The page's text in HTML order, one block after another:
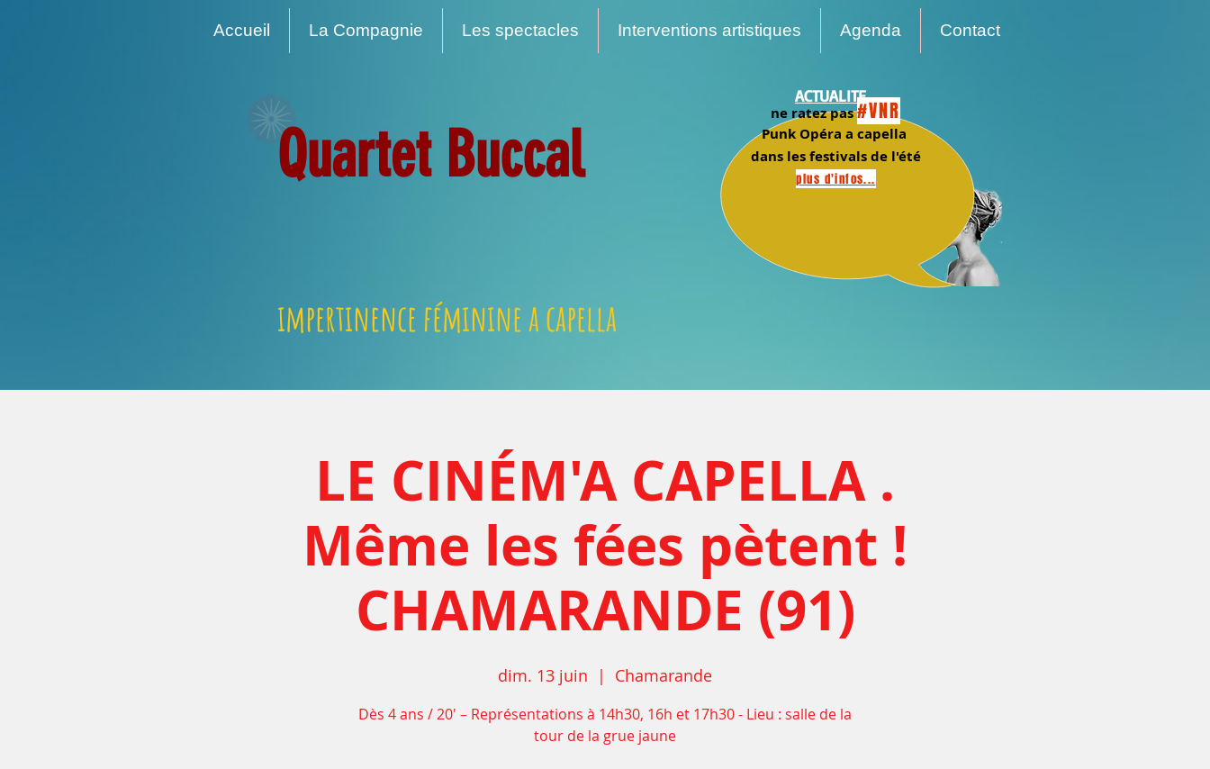
Accueil La Compagnie Les spectacles Interventions artistiques Agenda Contact
ACTUALITE
Quartet Buccal
ne ratez pas#VNR
Punk Opéra a capella
dans les festivals de l'été
plus d'infos...
impertinence féminine a capella
LE CINÉM'A CAPELLA .
Même les fées pètent !
CHAMARANDE (91)
dim. 13 juin
  |
Chamarande
Dès 4 ans / 20' – Représentations à 14h30, 16h et 17h30 - Lieu : salle de la
tour de la grue jaune